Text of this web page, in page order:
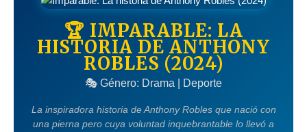
🏆 IMPARABLE: LA
HISTORIA DE ANTHONY
ROBLES (2024)
🎭 Género: Drama | Deporte
La inspiradora historia de Anthony Robles que nació con
una pierna pero cuya voluntad inquebrantable lo llevó a